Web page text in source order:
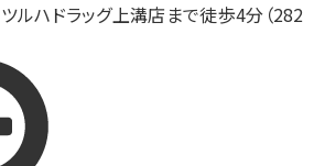
ツルハドラッグ上溝店まで徒歩4分（282